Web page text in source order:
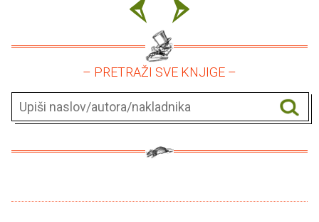
– PRETRAŽI SVE KNJIGE –